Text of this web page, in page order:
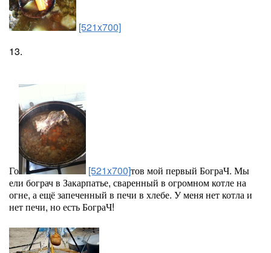
[521x700]
13.
Го [521x700]тов мой первый БограЧ. Мы
ели бограч в Закарпатье, сваренный в огромном котле на
огне, а ещё запеченный в печи в хлебе. У меня нет котла и
нет печи, но есть БограЧ!